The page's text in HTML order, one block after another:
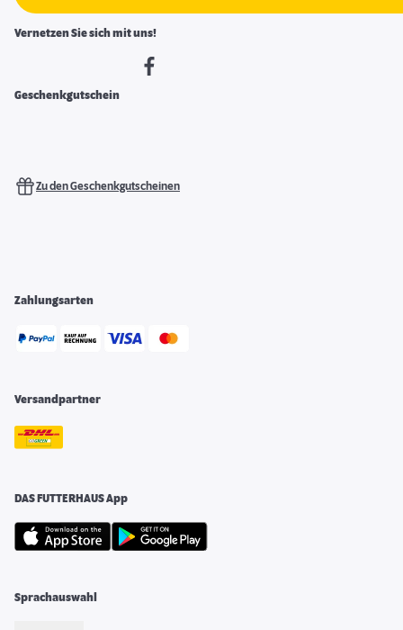
Vernetzen Sie sich mit uns!
Geschenkgutschein
Zu den Geschenkgutscheinen
Zahlungsarten
Versandpartner
DAS FUTTERHAUS App
Sprachauswahl